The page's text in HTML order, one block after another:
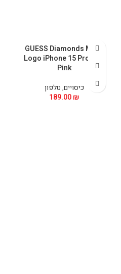
GUESS Diamonds Metal
Logo iPhone 15 Pro Max
Pink
כיסויים,טלפון
189.00₪